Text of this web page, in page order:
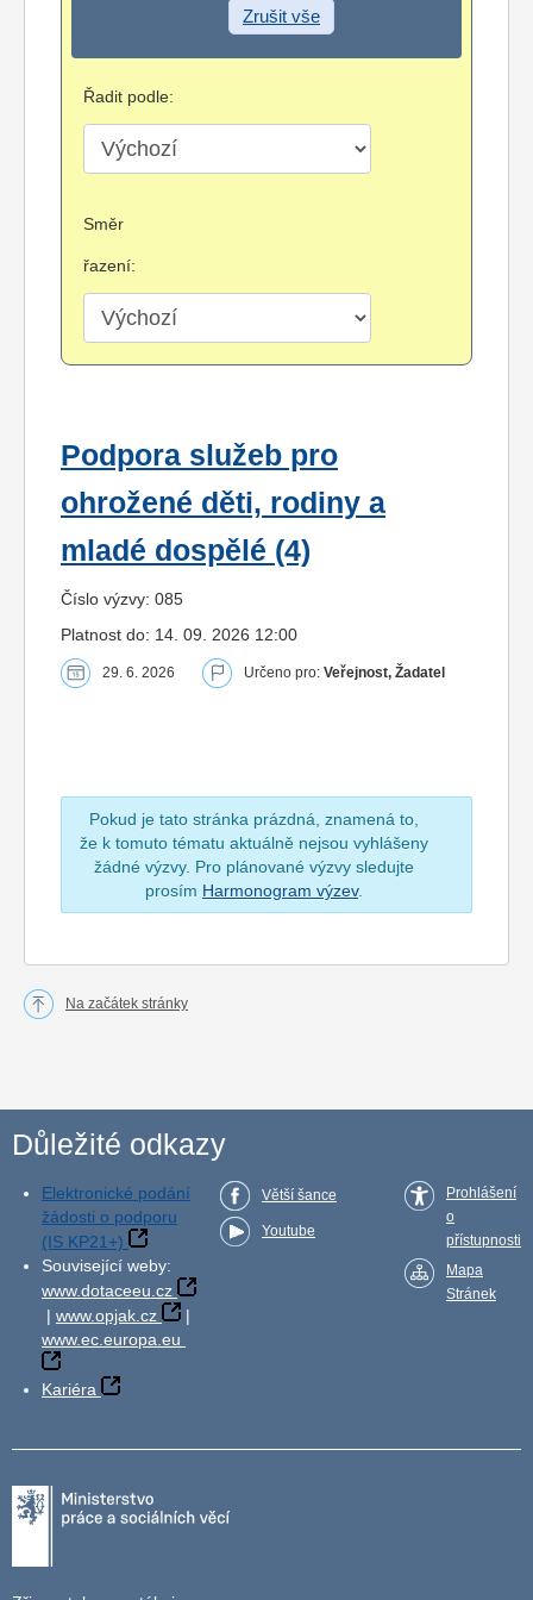
Zrušit vše
Řadit podle:
Směr
řazení:
Podpora služeb pro
ohrožené děti, rodiny a
mladé dospělé (4)
Číslo výzvy: 085
Platnost do: 14. 09. 2026 12:00
29. 6. 2026 Určeno pro: Veřejnost, Žadatel
Pokud je tato stránka prázdná, znamená to,
že k tomuto tématu aktuálně nejsou vyhlášeny
žádné výzvy. Pro plánované výzvy sledujte
prosím Harmonogram výzev.
Na začátek stránky
Důležité odkazy
Elektronické podání
žádosti o podporu
(IS KP21+)
Související weby:
www.dotaceeu.cz
| www.opjak.cz
|
www.ec.europa.eu
Kariéra
Větší šance
Youtube
Prohlášení
o
přístupnosti
Mapa
Stránek